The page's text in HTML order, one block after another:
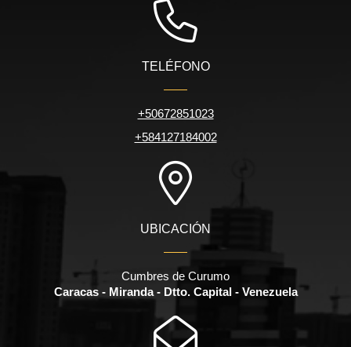
TELÉFONO
+50672851023
+584127184002
UBICACIÓN
Cumbres de Curumo
Caracas - Miranda - Dtto. Capital - Venezuela